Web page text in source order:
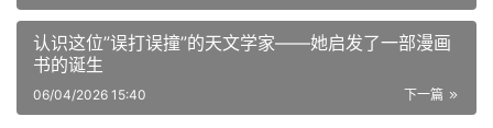
认识这位”误打误撞”的天文学家——她启发了一部漫画
书的诞生
下一篇
06/04/2026 15:40